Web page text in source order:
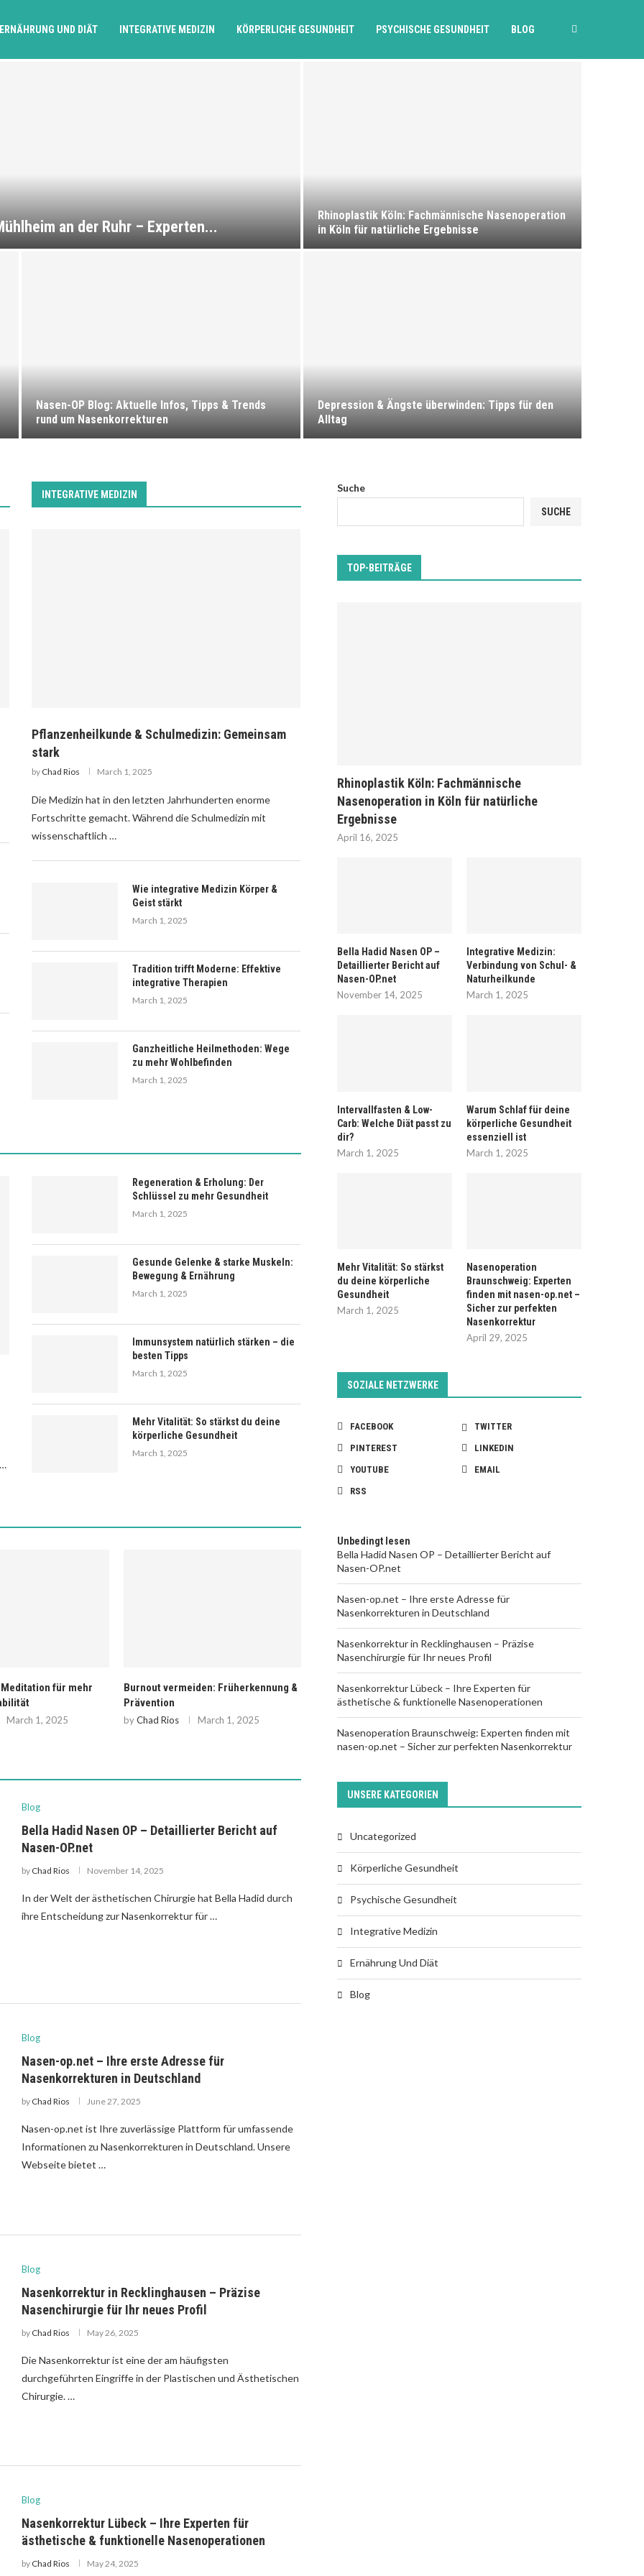
ERNÄHRUNG UND DIÄT INTEGRATIVE MEDIZIN KÖRPERLICHE GESUNDHEIT PSYCHISCHE GESUNDHEIT BLOG
an der Ruhr – Experten...
Rhinoplastik Köln: Fachmännische Nasenoperation
in Köln für natürliche Ergebnisse
Nasen-OP Blog: Aktuelle Infos, Tipps & Trends
rund um Nasenkorrekturen
Depression & Ängste überwinden: Tipps für den
Alltag
INTEGRATIVE MEDIZIN
Pflanzenheilkunde & Schulmedizin: Gemeinsam
stark
by Chad Rios March 1, 2025
Die Medizin hat in den letzten Jahrhunderten enorme
Fortschritte gemacht. Während die Schulmedizin mit
wissenschaftlich …
Wie integrative Medizin Körper &
Geist stärkt
March 1, 2025
Tradition trifft Moderne: Effektive
integrative Therapien
March 1, 2025
Ganzheitliche Heilmethoden: Wege
zu mehr Wohlbefinden
March 1, 2025
Regeneration & Erholung: Der
Schlüssel zu mehr Gesundheit
March 1, 2025
Gesunde Gelenke & starke Muskeln:
Bewegung & Ernährung
March 1, 2025
Immunsystem natürlich stärken – die
besten Tipps
March 1, 2025
Mehr Vitalität: So stärkst du deine
körperliche Gesundheit
March 1, 2025
Früherkennung &
March 1, 2025
Stress abbauen & innere Ruhe finden:
So gelingt es
byChad Rios March 1, 2025
Mentale Stärke: Strategien für eine
gesunde Psyche
Chad Rios March 1, 2025
Blog
Bella Hadid Nasen OP – Detaillierter Bericht auf
Nasen-OP.net
by Chad Rios November 14, 2025
In der Welt der ästhetischen Chirurgie hat Bella Hadid durch
ihre Entscheidung zur Nasenkorrektur für …
Blog
Nasen-op.net – Ihre erste Adresse für
Nasenkorrekturen in Deutschland
by Chad Rios June 27, 2025
Nasen-op.net ist Ihre zuverlässige Plattform für umfassende
Informationen zu Nasenkorrekturen in Deutschland. Unsere
Webseite bietet …
Blog
Nasenkorrektur in Recklinghausen – Präzise
Nasenchirurgie für Ihr neues Profil
by Chad Rios May 26, 2025
Die Nasenkorrektur ist eine der am häufigsten
durchgeführten Eingriffe in der Plastischen und Ästhetischen
Chirurgie. …
Blog
Nasenkorrektur Lübeck – Ihre Experten für
ästhetische & funktionelle Nasenoperationen
by Chad Rios May 24, 2025
Suche
SUCHE
TOP-BEITRÄGE
Rhinoplastik Köln: Fachmännische
Nasenoperation in Köln für natürliche
Ergebnisse
April 16, 2025
Bella Hadid Nasen OP –
Detaillierter Bericht auf
Nasen-OP.net
November 14, 2025
Integrative Medizin:
Verbindung von Schul- &
Naturheilkunde
March 1, 2025
Intervallfasten & Low-
Carb: Welche Diät passt zu
dir?
March 1, 2025
Warum Schlaf für deine
körperliche Gesundheit
essenziell ist
March 1, 2025
Mehr Vitalität: So stärkst
du deine körperliche
Gesundheit
March 1, 2025
Nasenoperation
Braunschweig: Experten
finden mit nasen-op.net –
Sicher zur perfekten
Nasenkorrektur
April 29, 2025
SOZIALE NETZWERKE
FACEBOOK
TWITTER
PINTEREST
LINKEDIN
YOUTUBE
EMAIL
RSS
Unbedingt lesen
Bella Hadid Nasen OP – Detaillierter Bericht auf
Nasen-OP.net
Nasen-op.net – Ihre erste Adresse für
Nasenkorrekturen in Deutschland
Nasenkorrektur in Recklinghausen – Präzise
Nasenchirurgie für Ihr neues Profil
Nasenkorrektur Lübeck – Ihre Experten für
ästhetische & funktionelle Nasenoperationen
Nasenoperation Braunschweig: Experten finden mit
nasen-op.net – Sicher zur perfekten Nasenkorrektur
UNSERE KATEGORIEN
Uncategorized
Körperliche Gesundheit
Psychische Gesundheit
Integrative Medizin
Ernährung Und Diät
Blog